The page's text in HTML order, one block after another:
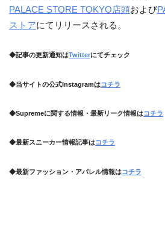
PALACE STORE TOKYO店頭および
ストアにてリリースされる。
◆記事の更新通知はTwitterにてチェック
◆当サイトの公式Instagramはコチラ
◆Supremeに関する情報・最新リーク情報はコチラ
◆最新スニーカー情報記事はコチラ
◆最新ファッション・アパレル情報はコチラ